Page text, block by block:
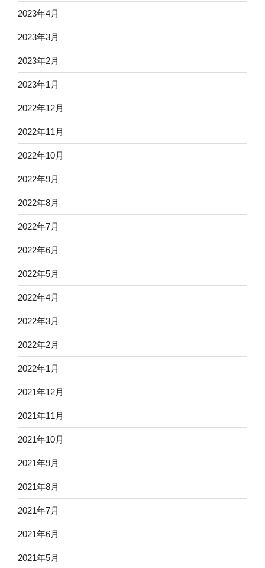
2023年4月
2023年3月
2023年2月
2023年1月
2022年12月
2022年11月
2022年10月
2022年9月
2022年8月
2022年7月
2022年6月
2022年5月
2022年4月
2022年3月
2022年2月
2022年1月
2021年12月
2021年11月
2021年10月
2021年9月
2021年8月
2021年7月
2021年6月
2021年5月